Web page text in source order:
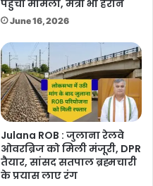
पहुंचा मामला, मंत्री भी हैरान
June 16, 2026
Julana ROB : जुलाना रेलवे
ओवरब्रिज को मिली मंजूरी, DPR
तैयार, सांसद सतपाल ब्रह्मचारी
के प्रयास लाए रंग